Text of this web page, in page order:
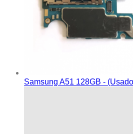
Samsung A51 128GB -